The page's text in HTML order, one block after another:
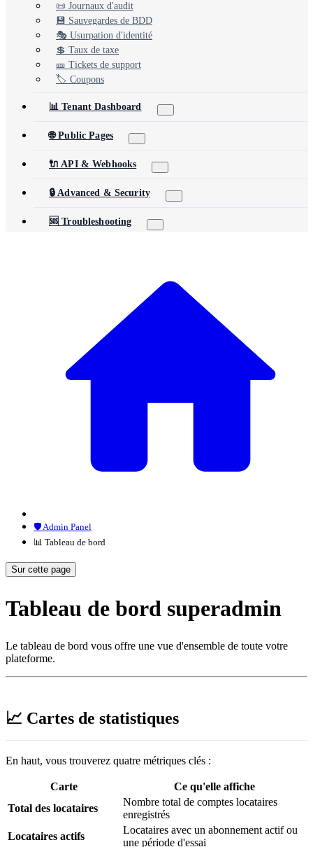
📜 Journaux d'audit
💾 Sauvegardes de BDD
🎭 Usurpation d'identité
💲 Taux de taxe
🎫 Tickets de support
🏷️ Coupons
📊 Tenant Dashboard
🌐 Public Pages
🔌 API & Webhooks
🔒 Advanced & Security
🆘 Troubleshooting
🛡️ Admin Panel
📊 Tableau de bord
Sur cette page
Tableau de bord superadmin
Le tableau de bord vous offre une vue d'ensemble de toute votre
plateforme.
📈 Cartes de statistiques
En haut, vous trouverez quatre métriques clés :
Carte
Ce qu'elle affiche
Total des locataires
Nombre total de comptes locataires
enregistrés
Locataires actifs
Locataires avec un abonnement actif ou
une période d'essai